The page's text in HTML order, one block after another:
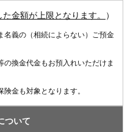
金額が上限となります。 ）
名義の（相続によらない）ご預金
換金代金もお預入れいただけま
金も対象となります。
ついて